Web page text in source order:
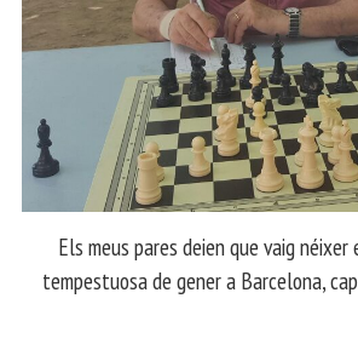
Els meus pares deien que vaig néixer
tempestuosa de gener a Barcelona,